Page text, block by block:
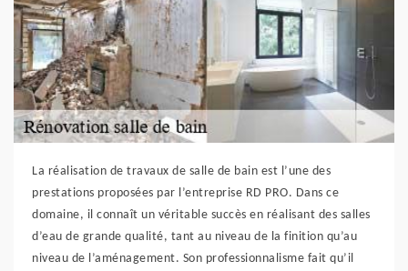
La réalisation de travaux de salle de bain est l’une des
prestations proposées par l’entreprise RD PRO. Dans ce
domaine, il connaît un véritable succès en réalisant des salles
d’eau de grande qualité, tant au niveau de la finition qu’au
niveau de l’aménagement. Son professionnalisme fait qu’il